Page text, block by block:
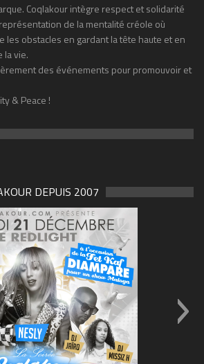
Coqlakour intègre respect et solidarité
de la mentalité créole où
les obstacles en gardant la tête haute et en
la vie.
des événements pour promouvoir et
& Peace !
DEPUIS 2007